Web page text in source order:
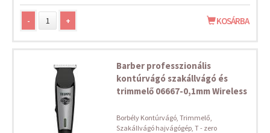
- + KOSÁRBA
Barber professzionális
kontúrvágó szakállvágó és
trimmelő 06667-0,1mm Wireless
Borbély Kontúrvágó, Trimmelő,
Szakállvágó hajvágógép, T - zero